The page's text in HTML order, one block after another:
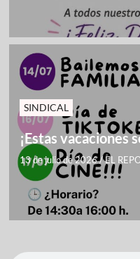
SINDICAL
¡Estas vacaciones
13 de julio de 2026/EL